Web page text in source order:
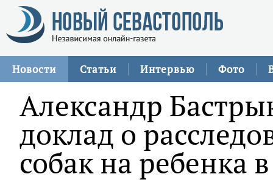
Новости Статьи Интервью Фото
Александр
доклад о
собак на ребенка